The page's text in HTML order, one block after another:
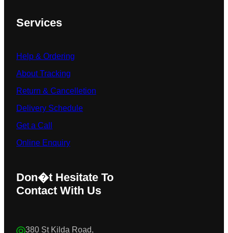
Services
Help & Ordering
About Tracking
Return & Cancelletion
Delivery Schedule
Get a Call
Online Enquiry
Don�t Hesitate To
Contact With Us
380 St Kilda Road,